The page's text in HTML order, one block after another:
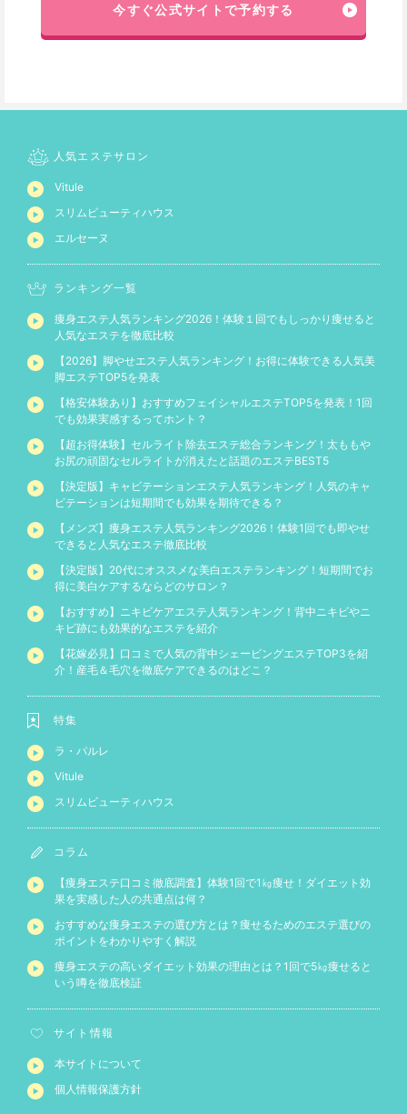
今すぐ公式サイトで予約する
人気エステサロン
Vitule
スリムビューティハウス
エルセーヌ
ランキング一覧
痩身エステ人気ランキング2026！体験１回でもしっかり痩せると
人気なエステを徹底比較
【2026】脚やせエステ人気ランキング！お得に体験できる人気美
脚エステTOP5を発表
【格安体験あり】おすすめフェイシャルエステTOP5を発表！1回
でも効果実感するってホント？
【超お得体験】セルライト除去エステ総合ランキング！太ももや
お尻の頑固なセルライトが消えたと話題のエステBEST5
【決定版】キャビテーションエステ人気ランキング！人気のキャ
ビテーションは短期間でも効果を期待できる？
【メンズ】痩身エステ人気ランキング2026！体験1回でも即やせ
できると人気なエステ徹底比較
【決定版】20代にオススメな美白エステランキング！短期間でお
得に美白ケアするならどのサロン？
【おすすめ】ニキビケアエステ人気ランキング！背中ニキビやニ
キビ跡にも効果的なエステを紹介
【花嫁必見】口コミで人気の背中シェービングエステTOP3を紹
介！産毛＆毛穴を徹底ケアできるのはどこ？
特集
ラ・パルレ
Vitule
スリムビューティハウス
コラム
【痩身エステ口コミ徹底調査】体験1回で1㎏痩せ！ダイエット効
果を実感した人の共通点は何？
おすすめな痩身エステの選び方とは？痩せるためのエステ選びの
ポイントをわかりやすく解説
痩身エステの高いダイエット効果の理由とは？1回で5㎏痩せると
いう噂を徹底検証
サイト情報
本サイトについて
個人情報保護方針